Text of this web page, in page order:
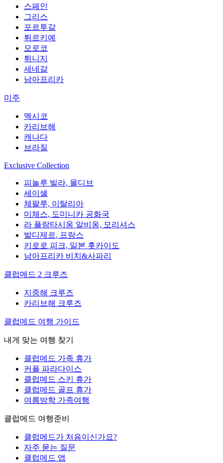
스페인
그리스
포르투갈
튀르키예
모로코
튀니지
세네갈
남아프리카
미주
멕시코
카리브해
캐나다
브라질
Exclusive Collection
피놀루 빌라, 몰디브
세이셸
체팔루, 이탈리아
미체스, 도미니카 공화국
라 플랑타시옹 알비옹, 모리셔스
발디제르, 프랑스
키로로 피크, 일본 홋카이도
남아프리카 비치&사파리
클럽메드 2 크루즈
지중해 크루즈
카리브해 크루즈
클럽메드 여행 가이드
내게 맞는 여행 찾기
클럽메드 가족 휴가
커플 파라다이스
클럽메드 스키 휴가
클럽메드 골프 휴가
여름방학 가족여행
클럽메드 여행준비
클럽메드가 처음이신가요?
자주 묻는 질문
클럽메드 앱